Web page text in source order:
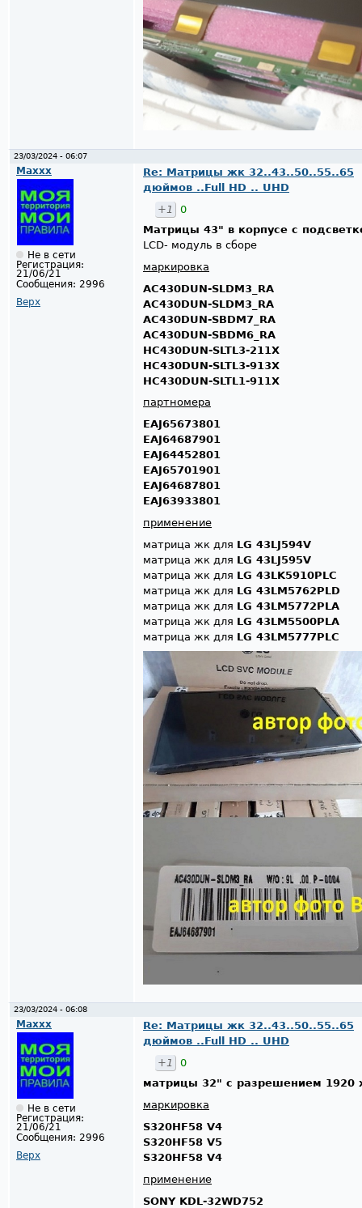
23/03/2024 - 06:07
Maxxx
Не в сети
Регистрация:
21/06/21
Сообщения: 2996
Верх
Re: Матрицы жк 32..43..50..55..65
дюймов ..Full HD .. UHD
+1
0
Матрицы 43" в корпусе с
LCD- модуль в сборе
маркировка
AC430DUN-SLDM3_RA
AC430DUN-SLDM3_RA
AC430DUN-SBDM7_RA
AC430DUN-SBDM6_RA
HC430DUN-SLTL3-211X
HC430DUN-SLTL3-913X
HC430DUN-SLTL1-911X
партномера
EAJ65673801
EAJ64687901
EAJ64452801
EAJ65701901
EAJ64687801
EAJ63933801
применение
матрица жк для LG 43LJ594V
матрица жк для LG 43LJ595V
матрица жк для LG 43LK5910PLC
матрица жк для LG 43LM5762PLD
матрица жк для LG 43LM5772PLA
матрица жк для LG 43LM5500PLA
матрица жк для LG 43LM5777PLC
23/03/2024 - 06:08
Maxxx
Не в сети
Регистрация:
21/06/21
Сообщения: 2996
Верх
Re: Матрицы жк 32..43..50..55..65
дюймов ..Full HD .. UHD
+1
0
матрицы 32" с разрешением 1920
маркировка
S320HF58 V4
S320HF58 V5
S320HF58 V4
применение
SONY KDL-32WD752